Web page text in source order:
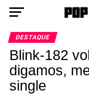
DESTAQUE
Blink-182
digamos,
single